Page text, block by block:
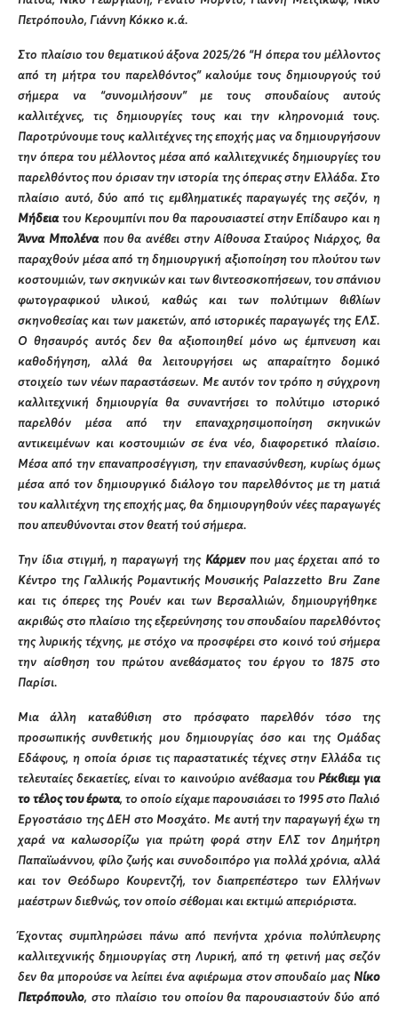
Πετρόπουλο, Γιάννη Κόκκο κ.ά.
Στο πλαίσιο του θεματικού άξονα 2025/26 “Η όπερα του μέλλοντος
από τη μήτρα του παρελθόντος” καλούμε τους δημιουργούς τού
σήμερα να “συνομιλήσουν” με τους σπουδαίους αυτούς
καλλιτέχνες, τις δημιουργίες τους και την κληρονομιά τους.
Παροτρύνουμε τους καλλιτέχνες της εποχής μας να δημιουργήσουν
την όπερα του μέλλοντος μέσα από καλλιτεχνικές δημιουργίες του
παρελθόντος που όρισαν την ιστορία της όπερας στην Ελλάδα. Στο
πλαίσιο αυτό, δύο από τις εμβληματικές παραγωγές της σεζόν, η
Μήδειατου Κερουμπίνι που θα παρουσιαστεί στην Επίδαυρο και η
Άννα Μπολέναπου θα ανέβει στην Αίθουσα Σταύρος Νιάρχος, θα
παραχθούν μέσα από τη δημιουργική αξιοποίηση του πλούτου των
κοστουμιών, των σκηνικών και των βιντεοσκοπήσεων, του σπάνιου
φωτογραφικού υλικού, καθώς και των πολύτιμων βιβλίων
σκηνοθεσίας και των μακετών, από ιστορικές παραγωγές της ΕΛΣ.
Ο θησαυρός αυτός δεν θα αξιοποιηθεί μόνο ως έμπνευση και
καθοδήγηση, αλλά θα λειτουργήσει ως απαραίτητο δομικό
στοιχείο των νέων παραστάσεων. Με αυτόν τον τρόπο η σύγχρονη
καλλιτεχνική δημιουργία θα συναντήσει το πολύτιμο ιστορικό
παρελθόν μέσα από την επαναχρησιμοποίηση σκηνικών
αντικειμένων και κοστουμιών σε ένα νέο, διαφορετικό πλαίσιο.
Μέσα από την επαναπροσέγγιση, την επανασύνθεση, κυρίως όμως
μέσα από τον δημιουργικό διάλογο του παρελθόντος με τη ματιά
του καλλιτέχνη της εποχής μας, θα δημιουργηθούν νέες παραγωγές
που απευθύνονται στον θεατή τού σήμερα.
Την ίδια στιγμή, η παραγωγή της Κάρμενπου μας έρχεται από το
Κέντρο της Γαλλικής Ρομαντικής Μουσικής Palazzetto Bru Zane
και τις όπερες της Ρουέν και των Βερσαλλιών, δημιουργήθηκε
ακριβώς στο πλαίσιο της εξερεύνησης του σπουδαίου παρελθόντος
της λυρικής τέχνης, με στόχο να προσφέρει στο κοινό τού σήμερα
την αίσθηση του πρώτου ανεβάσματος του έργου το 1875 στο
Παρίσι.
Μια άλλη καταβύθιση στο πρόσφατο παρελθόν τόσο της
προσωπικής συνθετικής μου δημιουργίας όσο και της Ομάδας
Εδάφους, η οποία όρισε τις παραστατικές τέχνες στην Ελλάδα τις
τελευταίες δεκαετίες, είναι το καινούριο ανέβασμα του Ρέκβιεμ για
το τέλος του έρωτα, το οποίο είχαμε παρουσιάσει το 1995 στο Παλιό
Εργοστάσιο της ΔΕΗ στο Μοσχάτο. Με αυτή την παραγωγή έχω τη
χαρά να καλωσορίζω για πρώτη φορά στην ΕΛΣ τον Δημήτρη
Παπαϊωάννου, φίλο ζωής και συνοδοιπόρο για πολλά χρόνια, αλλά
και τον Θεόδωρο Κουρεντζή, τον διαπρεπέστερο των Ελλήνων
μαέστρων διεθνώς, τον οποίο σέβομαι και εκτιμώ απεριόριστα.
Έχοντας συμπληρώσει πάνω από πενήντα χρόνια πολύπλευρης
καλλιτεχνικής δημιουργίας στη Λυρική, από τη φετινή μας σεζόν
δεν θα μπορούσε να λείπει ένα αφιέρωμα στον σπουδαίο μας Νίκο
Πετρόπουλο, στο πλαίσιο του οποίου θα παρουσιαστούν δύο από